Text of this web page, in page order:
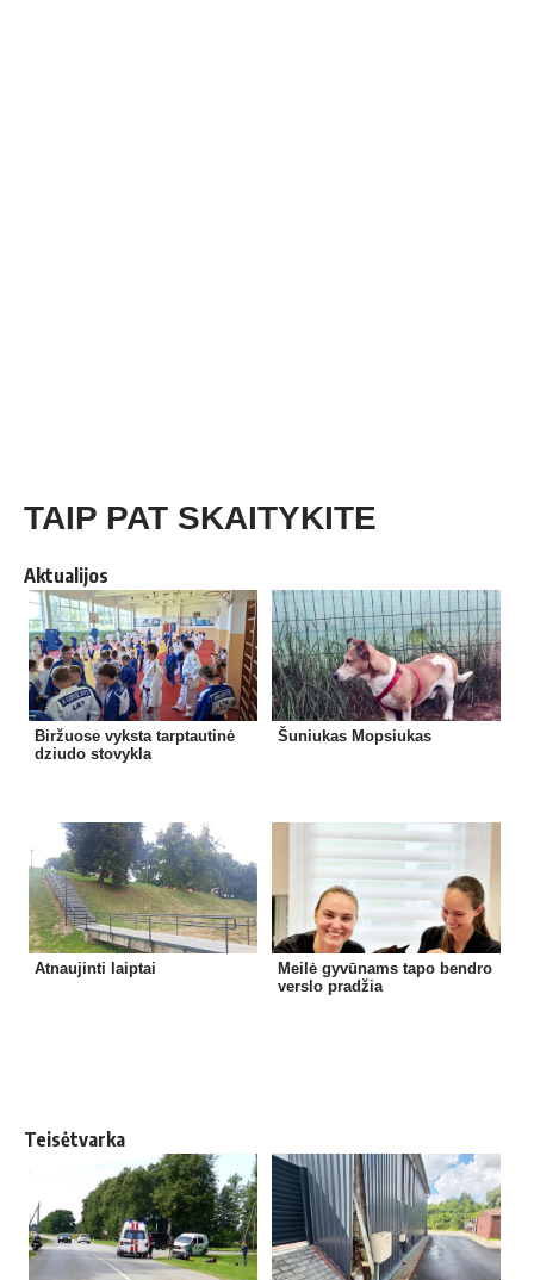
TAIP PAT SKAITYKITE
Aktualijos
Biržuose vyksta tarptautinė
dziudo stovykla
Šuniukas Mopsiukas
Atnaujinti laiptai
Meilė gyvūnams tapo bendro
verslo pradžia
Teisėtvarka